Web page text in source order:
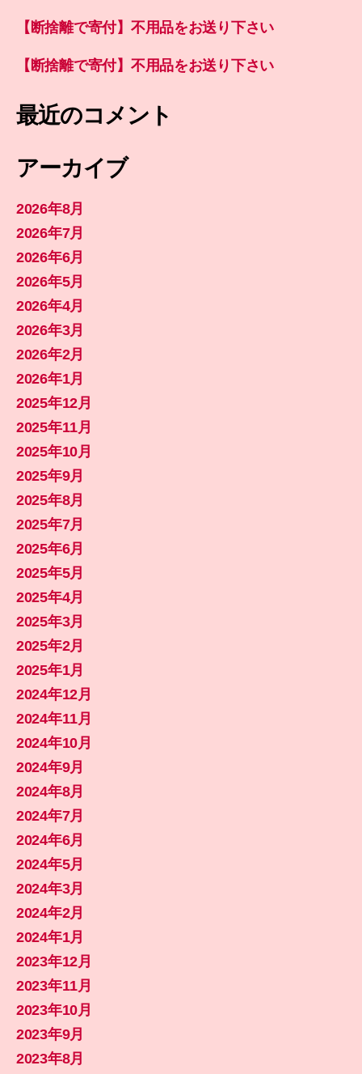
【断捨離で寄付】不用品をお送り下さい
【断捨離で寄付】不用品をお送り下さい
最近のコメント
アーカイブ
2026年8月
2026年7月
2026年6月
2026年5月
2026年4月
2026年3月
2026年2月
2026年1月
2025年12月
2025年11月
2025年10月
2025年9月
2025年8月
2025年7月
2025年6月
2025年5月
2025年4月
2025年3月
2025年2月
2025年1月
2024年12月
2024年11月
2024年10月
2024年9月
2024年8月
2024年7月
2024年6月
2024年5月
2024年3月
2024年2月
2024年1月
2023年12月
2023年11月
2023年10月
2023年9月
2023年8月